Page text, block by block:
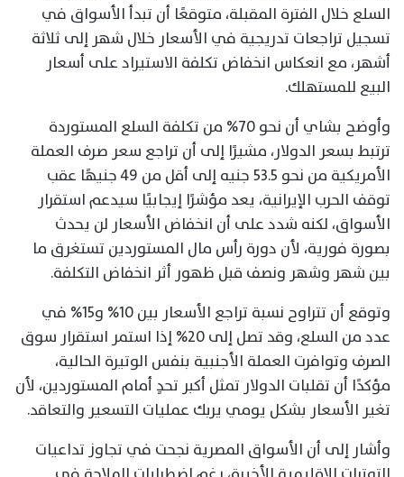
السلع خلال الفترة المقبلة، متوقعًا أن تبدأ الأسواق في
تسجيل تراجعات تدريجية في الأسعار خلال شهر إلى ثلاثة
أشهر، مع انعكاس انخفاض تكلفة الاستيراد على أسعار
البيع للمستهلك.
وأوضح بشاي أن نحو 70% من تكلفة السلع المستوردة
ترتبط بسعر الدولار، مشيرًا إلى أن تراجع سعر صرف العملة
الأمريكية من نحو 53.5 جنيه إلى أقل من 49 جنيهًا عقب
توقف الحرب الإيرانية، يعد مؤشرًا إيجابيًا سيدعم استقرار
الأسواق، لكنه شدد على أن انخفاض الأسعار لن يحدث
بصورة فورية، لأن دورة رأس مال المستوردين تستغرق ما
بين شهر وشهر ونصف قبل ظهور أثر انخفاض التكلفة.
وتوقع أن تتراوح نسبة تراجع الأسعار بين 10% و15% في
عدد من السلع، وقد تصل إلى 20% إذا استمر استقرار سوق
الصرف وتوافرت العملة الأجنبية بنفس الوتيرة الحالية،
مؤكدًا أن تقلبات الدولار تمثل أكبر تحدٍ أمام المستوردين، لأن
تغير الأسعار بشكل يومي يربك عمليات التسعير والتعاقد.
وأشار إلى أن الأسواق المصرية نجحت في تجاوز تداعيات